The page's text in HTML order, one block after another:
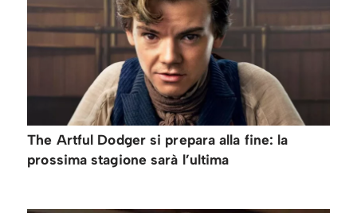
The Artful Dodger si prepara alla fine: la
prossima stagione sarà l’ultima